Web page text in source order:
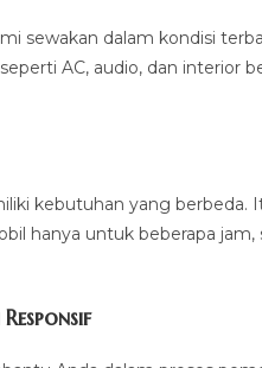
sewakan dalam kondisi
AC, audio, dan interior
kebutuhan yang berbeda.
hanya untuk beberapa jam,